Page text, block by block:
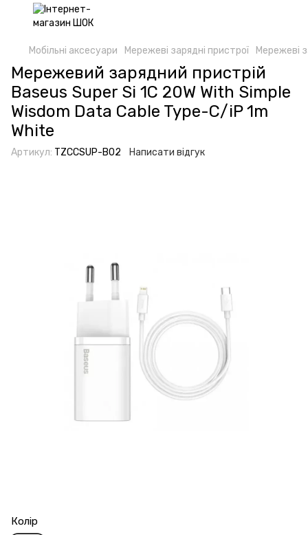
Мобільні аксесуари Мережеві зарядні пристрої Мережеві
Мережевий зарядний пристрій
Baseus Super Si 1C 20W With Simple
Wisdom Data Cable Type-C/iP 1m
White
Артикул: TZCCSUP-B02 Написати відгук
Колір